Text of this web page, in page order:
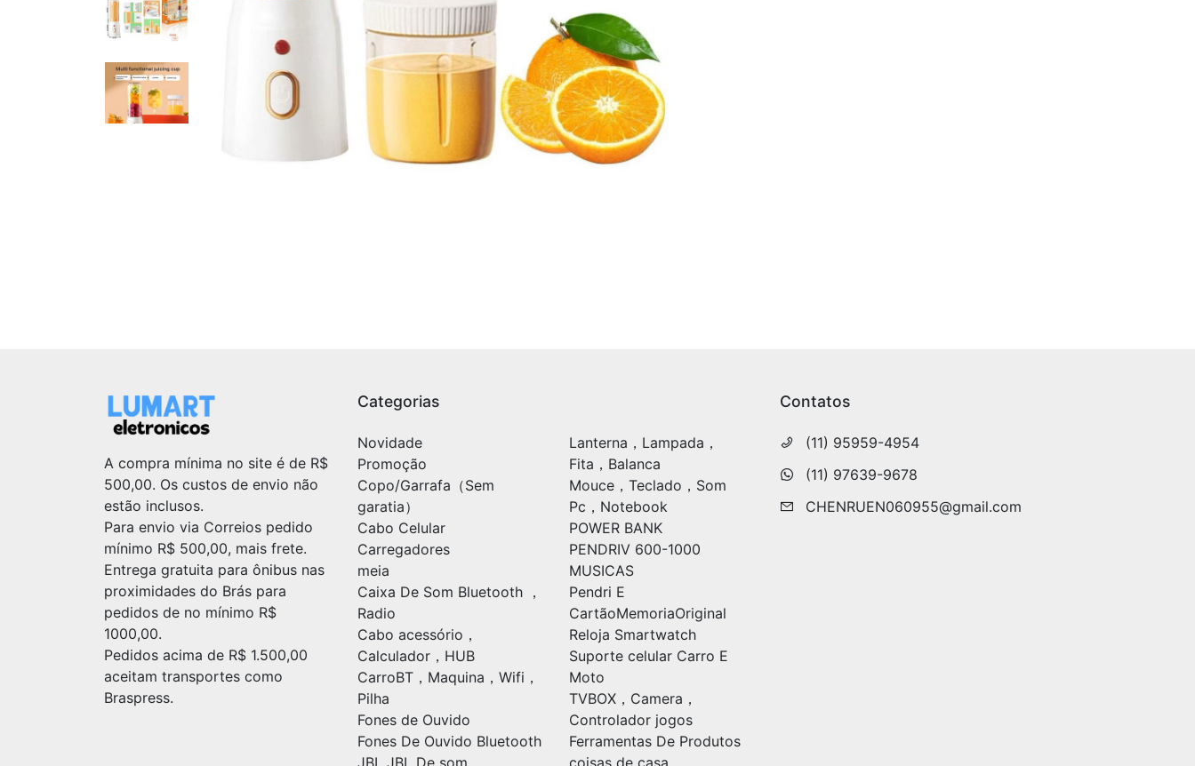
A compra mínima no site é de R$
500,00. Os custos de envio não
estão inclusos.
Para envio via Correios pedido
mínimo R$ 500,00, mais frete.
Entrega gratuita para ônibus nas
proximidades do Brás para
pedidos de no mínimo R$
1000,00.
Pedidos acima de R$ 1.500,00
aceitam transportes como
Braspress.
Categorias
Novidade
Promoção
Copo/Garrafa（Sem
garatia）
Cabo Celular
Carregadores
meia
Caixa De Som Bluetooth ，
Radio
Cabo acessório，
Calculador，HUB
CarroBT，Maquina，Wifi，
Pilha
Fones de Ouvido
Fones De Ouvido Bluetooth
JBL JBL De som
Lanterna，Lampada，
Fita，Balanca
Mouce，Teclado，Som
Pc，Notebook
POWER BANK
PENDRIV 600-1000
MUSICAS
Pendri E
CartãoMemoriaOriginal
Reloja Smartwatch
Suporte celular Carro E
Moto
TVBOX，Camera，
Controlador jogos
Ferramentas De Produtos
coisas de casa
Contatos
(11) 95959-4954
(11) 97639-9678
CHENRUEN060955@gmail.com